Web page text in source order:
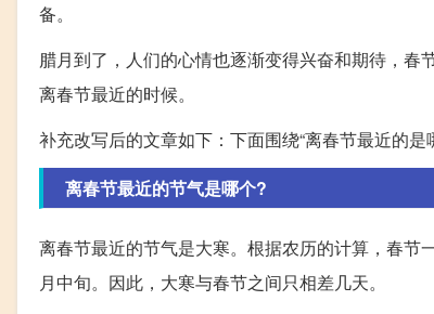
备。
腊月到了，人们的心情也逐渐变得兴奋和期待，
离春节最近的时候。
补充改写后的文章如下： 下面围绕“离春节最近的
离春节最近的节气是哪个?
离春节最近的节气是大寒。根据农历的计算，春节
月中旬。因此，大寒与春节之间只相差几天。